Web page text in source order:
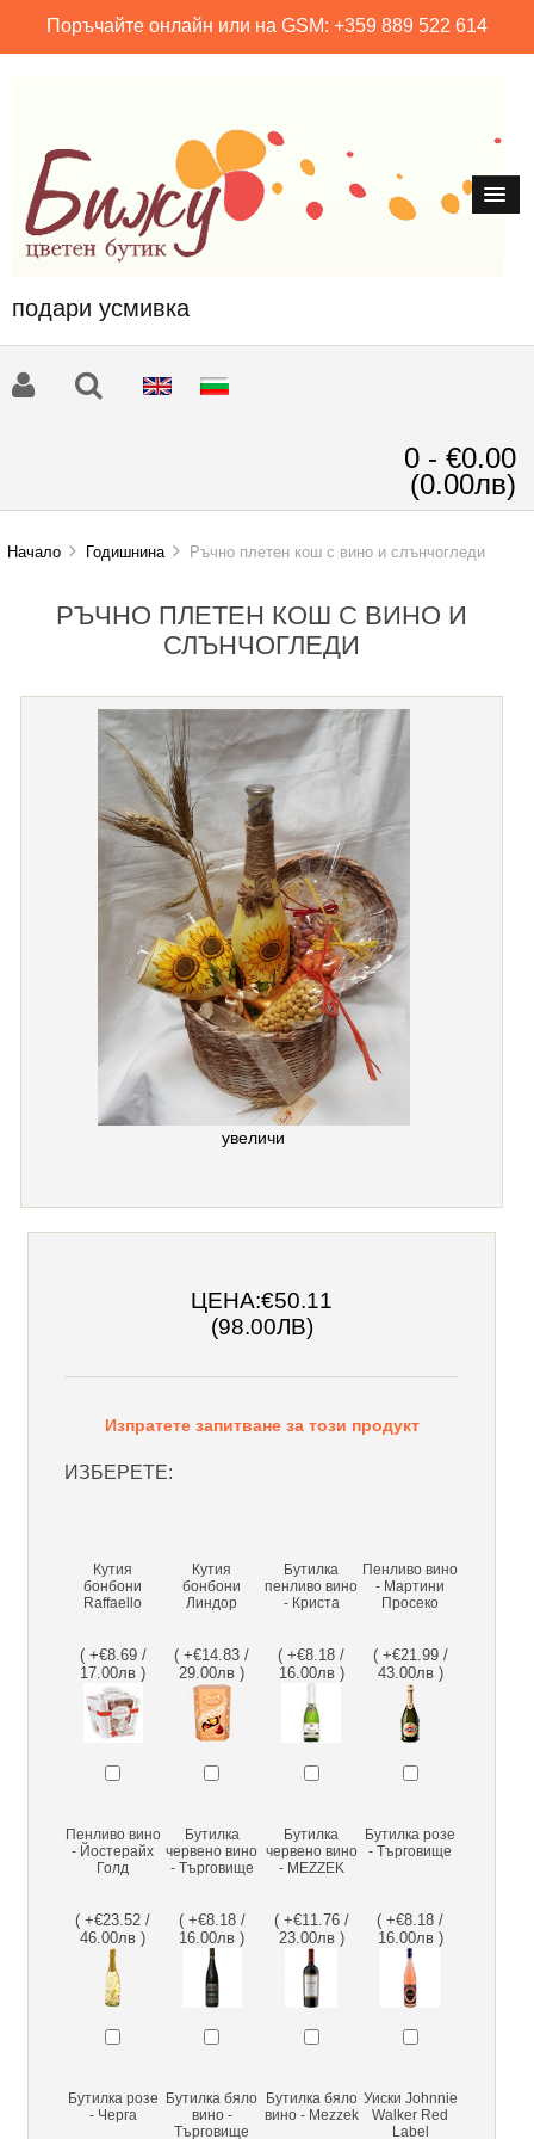
Поръчайте онлайн или на GSM: +359 889 522 614
подари усмивка
0 - €0.00
(0.00лв)
Начало Годишнина Ръчно плетен кош с вино и слънчогледи
РЪЧНО ПЛЕТЕН КОШ С ВИНО И
СЛЪНЧОГЛЕДИ
увеличи
ЦЕНА:€50.11
(98.00ЛВ)
Изпратете запитване за този продукт
ИЗБЕРЕТЕ:
Кутия
бонбони
Raffaello
( +€8.69 /
17.00лв )
Кутия
бонбони
Линдор
( +€14.83 /
29.00лв )
Бутилка
пенливо вино
- Криста
( +€8.18 /
16.00лв )
Пенливо вино
- Мартини
Просеко
( +€21.99 /
43.00лв )
Пенливо вино
- Йостерайх
Голд
( +€23.52 /
46.00лв )
Бутилка
червено вино
- Търговище
( +€8.18 /
16.00лв )
Бутилка
червено вино
- MEZZEK
( +€11.76 /
23.00лв )
Бутилка розе
- Търговище
( +€8.18 /
16.00лв )
Бутилка розе
- Черга
Бутилка бяло
вино -
Търговище
Бутилка бяло
вино - Mezzek
Уиски Johnnie
Walker Red
Label